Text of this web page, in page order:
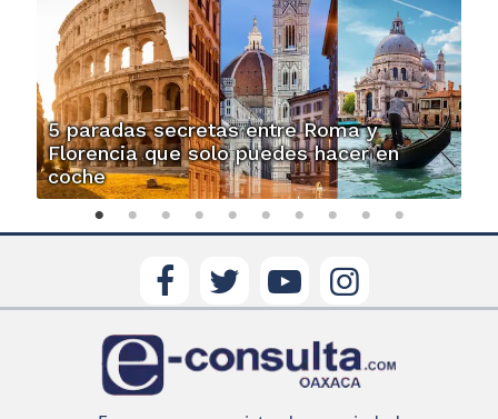
5 paradas secretas entre Roma y
Florencia que solo puedes hacer en
coche